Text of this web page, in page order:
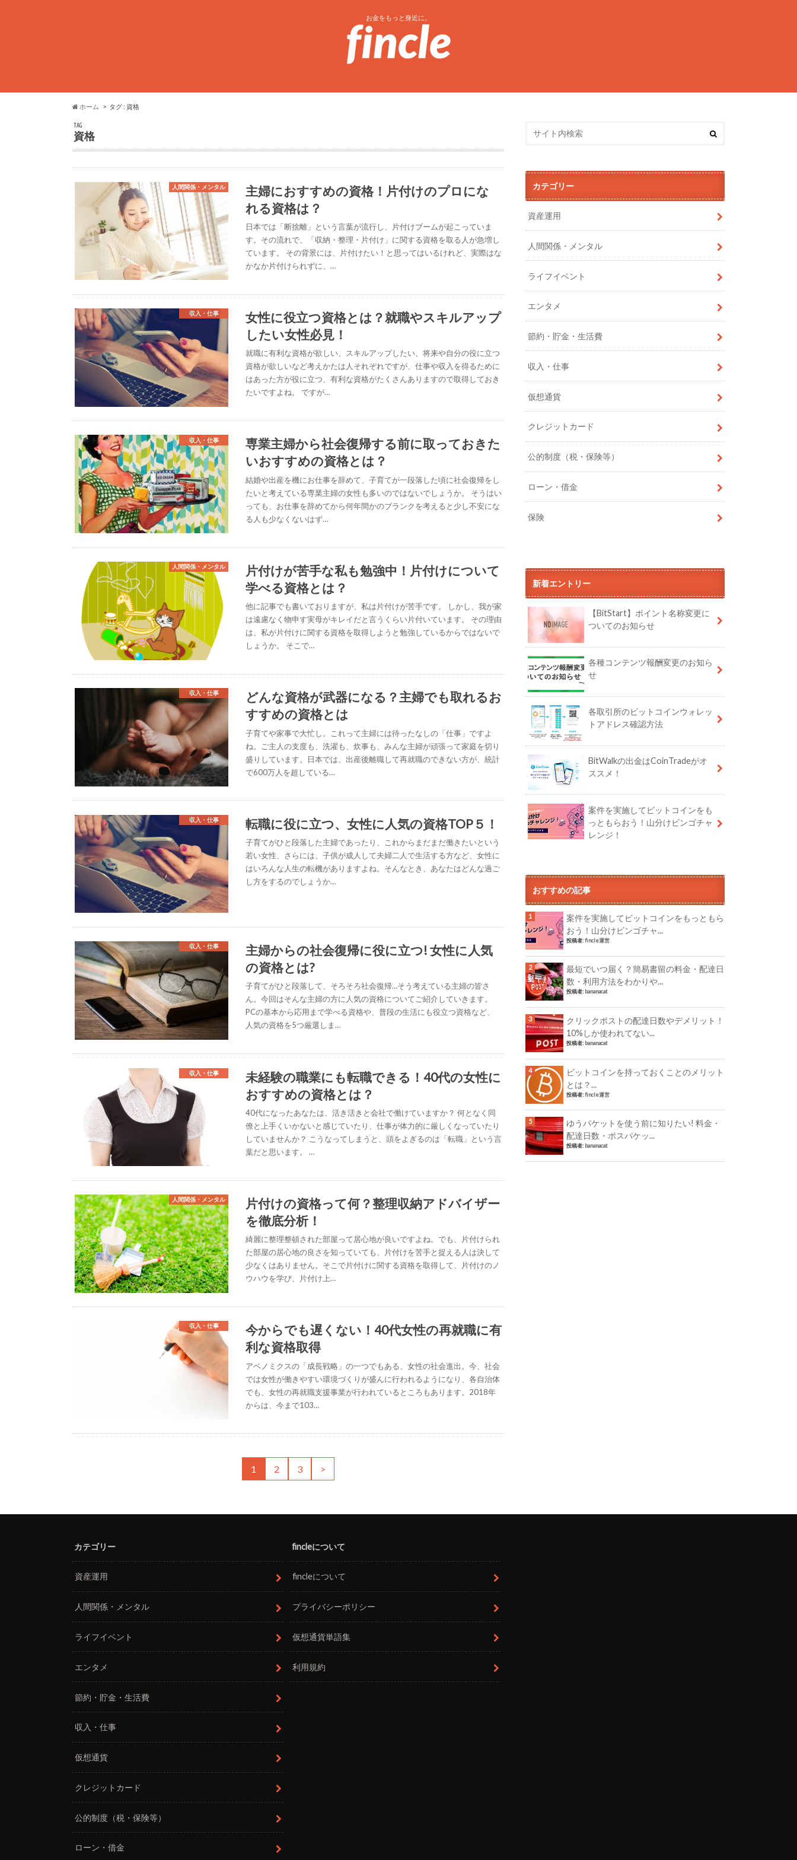
お金をもっと身近に。
ホーム タグ : 資格
TAG
資格
人間関係・メンタル
主婦におすすめの資格！片付けのプロにな
れる資格は？
日本では「断捨離」という言葉が流行し、片付けブームが起こっていま
す。その流れで、「収納・整理・片付け」に関する資格を取る人が急増し
ています。 その背景には、片付けたい！と思ってはいるけれど、実際はな
かなか片付けられずに、…
収入・仕事
女性に役立つ資格とは？就職やスキルアップ
したい女性必見！
就職に有利な資格が欲しい、スキルアップしたい、将来や自分の役に立つ
資格が欲しいなど考えかたは人それぞれですが、仕事や収入を得るために
はあった方が役に立つ、有利な資格がたくさんありますので取得しておき
たいですよね。 ですが…
収入・仕事
専業主婦から社会復帰する前に取っておきた
いおすすめの資格とは？
結婚や出産を機にお仕事を辞めて、子育てが一段落した頃に社会復帰をし
たいと考えている専業主婦の女性も多いのではないでしょうか。 そうはい
っても、お仕事を辞めてから何年間かのブランクを考えると少し不安にな
る人も少なくないはず…
人間関係・メンタル
片付けが苦手な私も勉強中！片付けについて
学べる資格とは？
他に記事でも書いておりますが、私は片付けが苦手です。 しかし、我が家
は遠慮なく物申す実母がキレイだと言うくらい片付いています。 その理由
は、私が片付けに関する資格を取得しようと勉強しているからではないで
しょうか。 そこで…
収入・仕事
どんな資格が武器になる？主婦でも取れるお
すすめの資格とは
子育てや家事で大忙し。これって主婦には待ったなしの「仕事」ですよ
ね。ご主人の支度も、洗濯も、炊事も、みんな主婦が頑張って家庭を切り
盛りしています。日本では、出産後離職して再就職のできない方が、統計
で600万人を超している…
収入・仕事 転職に役に立つ、女性に人気の資格TOP５！
子育てがひと段落した主婦であったり、これからまだまだ働きたいという
若い女性、さらには、子供が成人して夫婦二人で生活する方など、女性に
はいろんな人生の転機がありますよね。そんなとき、あなたはどんな過ご
し方をするのでしょうか…
収入・仕事
主婦からの社会復帰に役に立つ! 女性に人気
の資格とは?
子育てがひと段落して、そろそろ社会復帰…そう考えている主婦の皆さ
ん。今回はそんな主婦の方に人気の資格についてご紹介していきます。
PCの基本から応用まで学べる資格や、普段の生活にも役立つ資格など、
人気の資格を5つ厳選しま…
収入・仕事
未経験の職業にも転職できる！40代の女性に
おすすめの資格とは？
40代になったあなたは、活き活きと会社で働けていますか？ 何となく同
僚と上手くいかないと感じていたり、仕事が体力的に厳しくなっていたり
していませんか？ こうなってしまうと、頭をよぎるのは「転職」という言
葉だと思います。 …
人間関係・メンタル
片付けの資格って何？整理収納アドバイザー
を徹底分析！
綺麗に整理整頓された部屋って居心地が良いですよね。でも、片付けられ
た部屋の居心地の良さを知っていても、片付けを苦手と捉える人は決して
少なくはありません。そこで片付けに関する資格を取得して、片付けのノ
ウハウを学び、片付け上…
収入・仕事
今からでも遅くない！40代女性の再就職に有
利な資格取得
アベノミクスの「成長戦略」の一つでもある、女性の社会進出。今、社会
では女性が働きやすい環境づくりが盛んに行われるようになり、各自治体
でも、女性の再就職支援事業が行われているところもあります。2018年
からは、今まで103…
1 2 3 >
カテゴリー
資産運用
人間関係・メンタル
ライフイベント
エンタメ
節約・貯金・生活費
収入・仕事
仮想通貨
クレジットカード
公的制度（税・保険等）
ローン・借金
保険
新着エントリー
【BitStart】ポイント名称変更に
ついてのお知らせ
各種コンテンツ報酬変更のお知ら
せ
各取引所のビットコインウォレッ
トアドレス確認方法
BitWalkの出金はCoinTradeがオ
ススメ！
案件を実施してビットコインをも
っともらおう！山分けビンゴチャ
レンジ！
おすすめの記事
案件を実施してビットコインをもっともら
おう！山分けビンゴチャ...
投稿者:fincle運営
最短でいつ届く？簡易書留の料金・配達日
数・利用方法をわかりや...
投稿者: bananacat
クリックポストの配達日数やデメリット！
10%しか使われてない...
投稿者: bananacat
ビットコインを持っておくことのメリット
とは？...
投稿者:fincle運営
ゆうパケットを使う前に知りたい! 料金・
配達日数・ポスパケッ...
投稿者: bananacat
カテゴリー
資産運用
人間関係・メンタル
ライフイベント
エンタメ
節約・貯金・生活費
収入・仕事
仮想通貨
クレジットカード
公的制度（税・保険等）
ローン・借金
fincleについて
fincleについて
プライバシーポリシー
仮想通貨単語集
利用規約